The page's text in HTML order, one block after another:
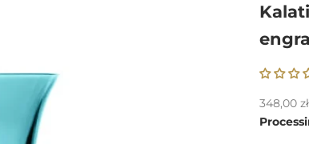
Sale
348,00